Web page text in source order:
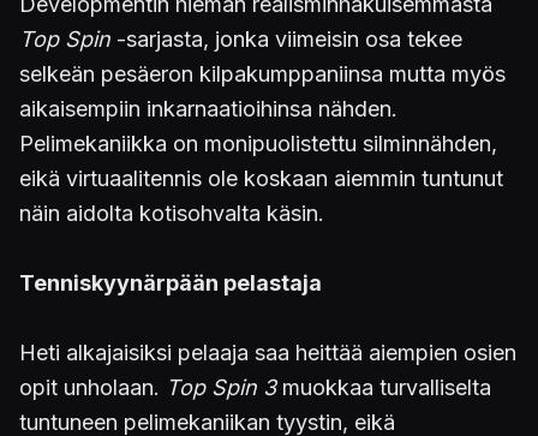
Top Spin -sarjasta, jonka viimeisin osa tekee
selkeän pesäeron kilpakumppaniinsa mutta myös
aikaisempiin inkarnaatioihinsa nähden.
Pelimekaniikka on monipuolistettu silminnähden,
eikä virtuaalitennis ole koskaan aiemmin tuntunut
näin aidolta kotisohvalta käsin.
Tenniskyynärpään pelastaja
Heti alkajaisiksi pelaaja saa heittää aiempien osien
opit unholaan. Top Spin 3muokkaa turvalliselta
tuntuneen pelimekaniikan tyystin, eikä